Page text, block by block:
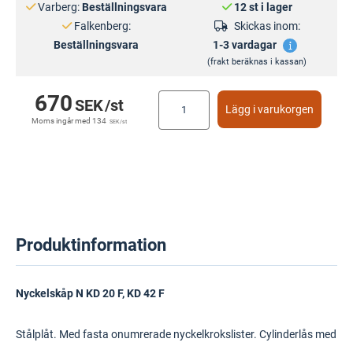
Varberg: Beställningsvara
Falkenberg:
Beställningsvara
12 st i lager
Skickas inom:
1-3 vardagar
(frakt beräknas i kassan)
670SEK/st
Moms ingår med134 SEK/st
Lägg i varukorgen
Produktinformation
Nyckelskåp N KD 20 F, KD 42 F
Stålplåt. Med fasta onumrerade nyckelkrokslister. Cylinderlås med